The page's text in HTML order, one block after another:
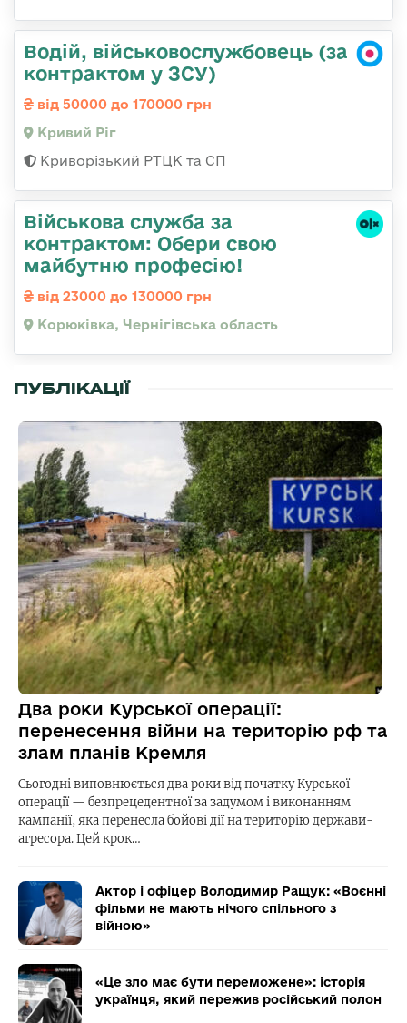
Водій, військовослужбовець (за
контрактом у ЗСУ)
від 50000 до 170000 грн
Кривий Ріг
Криворізький РТЦК та СП
Військова служба за
контрактом: Обери свою
майбутню професію!
від 23000 до 130000 грн
Корюківка, Чернігівська область
ПУБЛІКАЦІЇ
Два роки Курської операції:
перенесення війни на територію рф та
злам планів Кремля
Сьогодні виповнюється два роки від початку Курської
операції — безпрецедентної за задумом і виконанням
кампанії, яка перенесла бойові дії на територію держави-
агресора. Цей крок…
Актор і офіцер Володимир Ращук: «Воєнні
фільми не мають нічого спільного з
війною»
«Це зло має бути переможене»: історія
українця, який пережив російський полон